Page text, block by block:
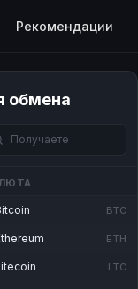
Рекомендации
обмена
BTC
ETH
LTC